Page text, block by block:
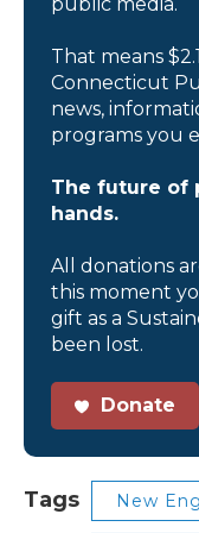
That means
Connecticut
news,
programs you
The future of
hands.
All donations
this moment
gift as a
been lost.
Donate
Tags New